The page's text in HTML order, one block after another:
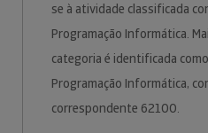
se à atividade classificada
Programação Informática.
categoria é identificada
Programação Informática,
correspondente 62100.